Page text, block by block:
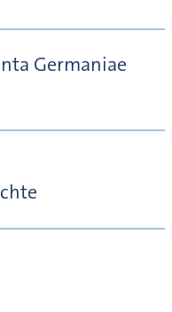
Germaniae